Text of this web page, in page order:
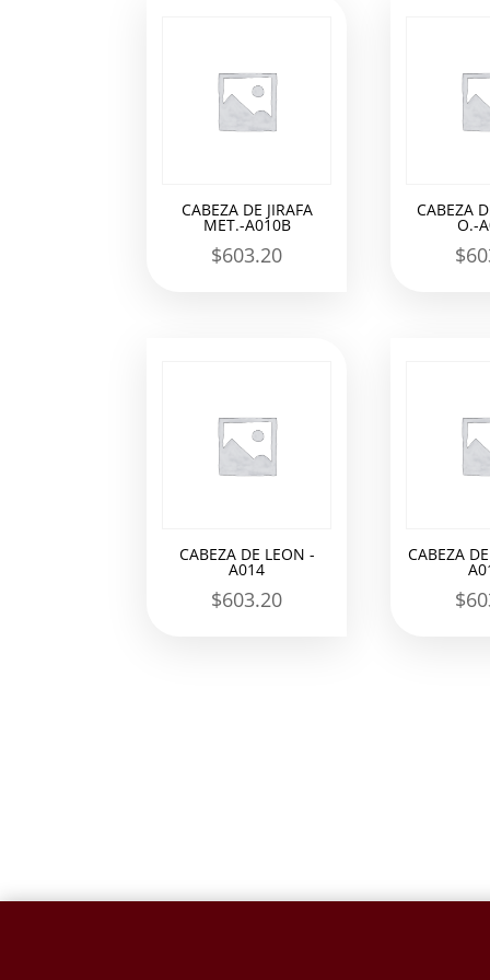
CABEZA DE JIRAFA
MET.-A010B
$603.20
CABEZA
O.-
$
CABEZA DE LEON -
A014
$603.20
CABEZA
$